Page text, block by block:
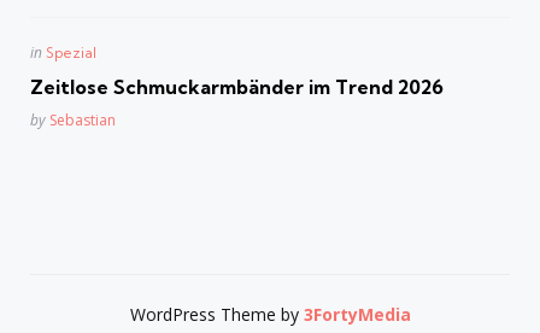
Posted
in Spezial
Zeitlose Schmuckarmbänder im Trend 2026
Posted
by Sebastian
WordPress Theme by 3FortyMedia